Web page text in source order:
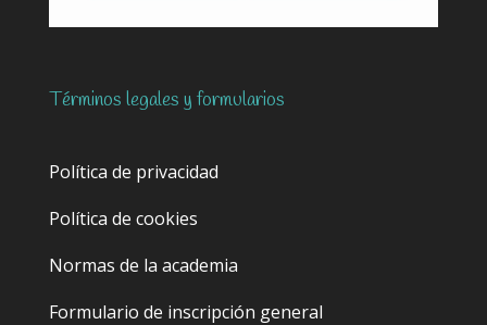
Términos legales y formularios
Política de privacidad
Política de cookies
Normas de la academia
Formulario de inscripción general